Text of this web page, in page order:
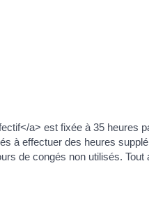
a> est fixée à 35 heures
à effectuer des heures
de congés non utilisés. Tout